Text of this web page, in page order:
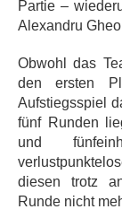
Partie –
Alexandru
Obwohl das
den ersten
Aufstiegsspiel
fünf Runden
und
diesen trotz
Runde nicht